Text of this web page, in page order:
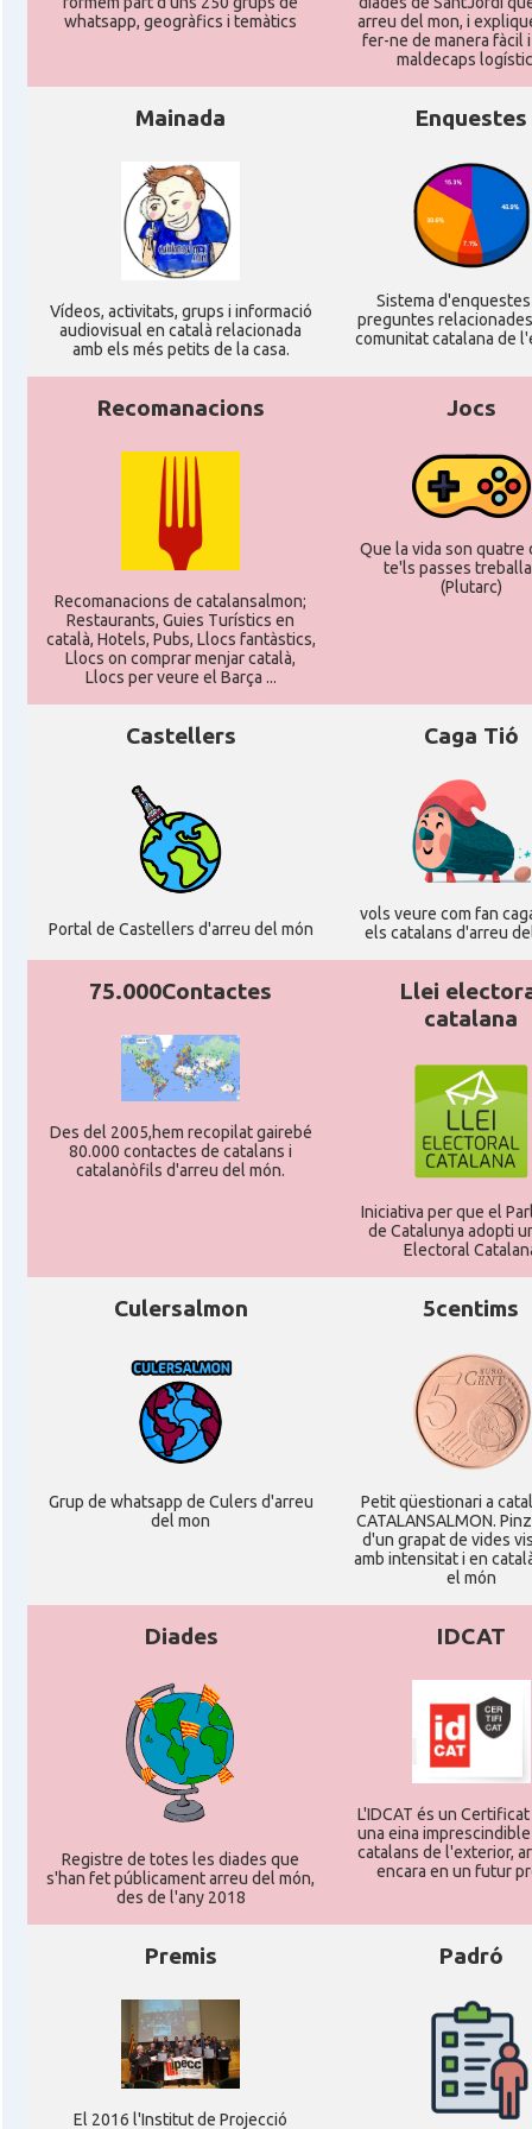
Consolat general a Toulouse
Ambaixada Ambaixada espanyola a França
whatsapp, geogràfics i temàtics
arreu del mon, i
fer-ne de manera fàcil
maldecaps
Mainada
Ví­deos, activitats, grups i informació
audiovisual en català relacionada
amb els més petits de la casa.
Enquestes
Sistema
preguntes
comunitat catalana de
Recomanacions
Recomanacions de catalansalmon;
Restaurants, Guies Turístics en
català, Hotels, Pubs, Llocs fantàstics,
Llocs on comprar menjar català,
Llocs per veure el Barça ...
Jocs
Que la vida son quatre
te'ls passes
(Plutarc)
Castellers
Portal de Castellers d'arreu del món
Caga Tió
vols veure com fan
els catalans d'arreu
75.000Contactes
Des del 2005,hem recopilat gairebé
80.000 contactes de catalans i
catalanòfils d'arreu del món.
Llei
catalana
Iniciativa per que el
de Catalunya adopti
Electoral
Culersalmon
Grup de whatsapp de Culers d'arreu
del mon
5centims
Petit qüestionari a
CATALANSALMON.
d'un grapat de vides
amb intensitat i en
el món
Diades
Registre de totes les diades que
s'han fet públicament arreu del món,
des de l'any 2018
IDCAT
L'IDCAT és un
una eina
catalans de l'exterior,
encara en un futur
Premis
El 2016 l'Institut de Projecció
Padró